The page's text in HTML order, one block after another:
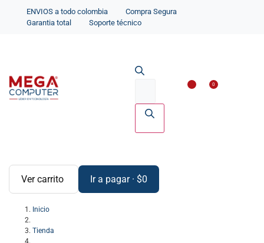
ENVIOS a todo colombia
Compra Segura
Garantia total
Soporte técnico
0
Ver carrito Ir a pagar · $0
Inicio
Tienda